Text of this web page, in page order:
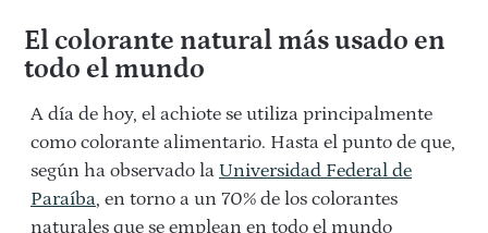
El colorante natural más usado en
todo el mundo
A día de hoy, el achiote se utiliza principalmente
como colorante alimentario. Hasta el punto de que,
según ha observado la Universidad Federal de
Paraíba, en torno a un 70% de los colorantes
naturales que se emplean en todo el mundo